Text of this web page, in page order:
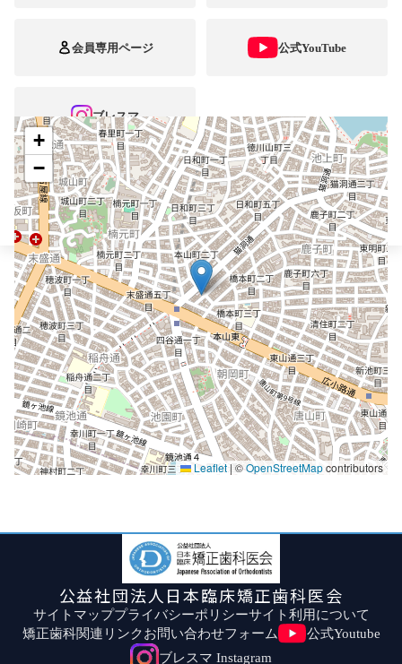
会員専用ページ 公式YouTube
ブレスマ
矯正診断料算定施設
+
−
Leaflet |©OpenStreetMapcontributors
公益社団法人日本臨床矯正歯科医会
サイトマッププライバシーポリシーサイト利用について
矯正歯科関連リンクお問い合わせフォーム
公式Youtube
ブレスマ Instagram